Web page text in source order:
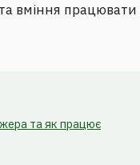
вміння працювати
та як працює